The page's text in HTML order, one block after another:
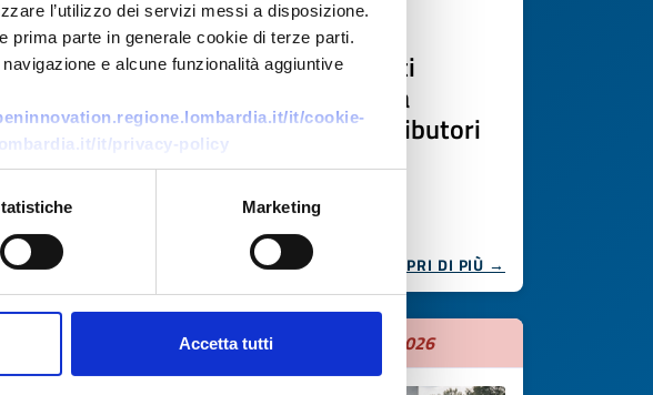
l’utilizzo dei servizi messi a disposizione.
prima parte in generale cookie di terze parti.
e alcune funzionalità aggiuntive
it/cookie-
it/privacy-policy
Marketing
Accetta tutti
DI PIÙ →
Offerta commerciale
Produttore ceco di letti
elettrici per assistenza
domiciliare cerca distributori
europei
ID EEN: BOCZ20260518001
SCOPRI DI PIÙ →
Scade il 01 settembre 2026